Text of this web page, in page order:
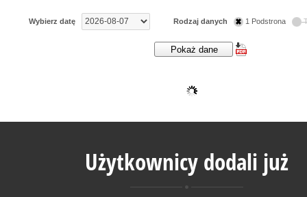
Wybierz datę Rodzaj danych 1 Podstrona
Użytkownicy dodali już